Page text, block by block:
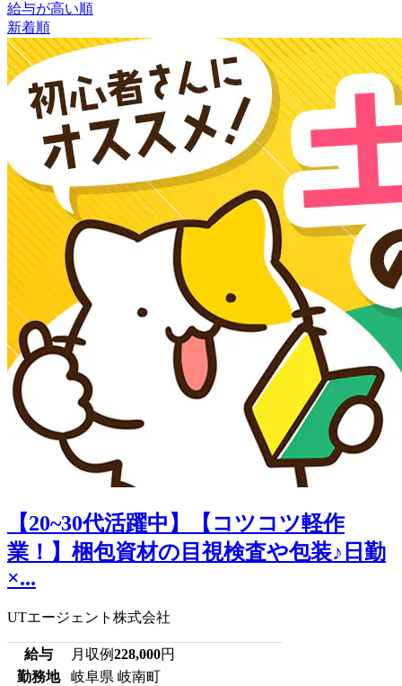
給与が高い順
新着順
【20~30代活躍中】【コツコツ軽作
業！】梱包資材の目視検査や包装♪日勤
×...
UTエージェント株式会社
給与 月収例228,000円
勤務地
岐阜県 岐南町